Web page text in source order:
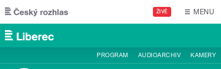
Přejít k hlavnímu obsahu
ŽIVĚ MENU
PROGRAM AUDIOARCHIV KAMERY